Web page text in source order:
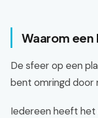
Waarom
De sfeer op een
bent omringd door
Iedereen heeft het